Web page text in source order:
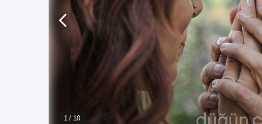
1 / 10